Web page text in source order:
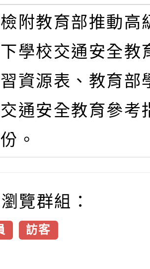
檢附教育部推動高
下學校交通安全教
習資源表、教育部
交通安全教育參考
份。
覽群組：
訪客